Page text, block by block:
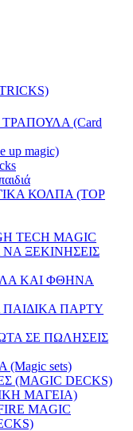
(Card
magic)
ΚΟΛΠΑ (TOP
TECH MAGIC
ΞΕΚΙΝΗΣΕΙΣ
ΚΑΙ ΦΘΗΝΑ
ΠΑΡΤΥ
ΣΕ ΠΩΛΗΣΕΙΣ
sets)
(MAGIC DECKS)
ΜΑΓΕΙΑ)
MAGIC